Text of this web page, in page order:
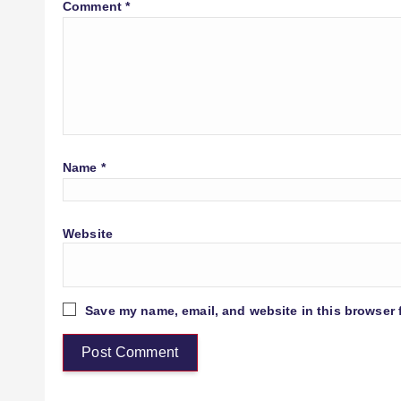
Comment*
Name *
Website
Save my name, email, and website in this